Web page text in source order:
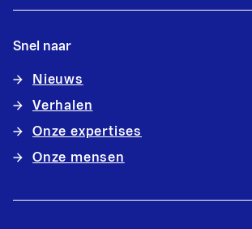
Snel naar
Nieuws
Verhalen
Onze expertises
Onze mensen